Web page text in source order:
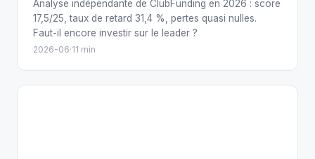
Analyse indépendante de ClubFunding en 2026 : score
17,5/25, taux de retard 31,4 %, pertes quasi nulles.
Faut-il encore investir sur le leader ?
2026-06·11 min
GUIDE